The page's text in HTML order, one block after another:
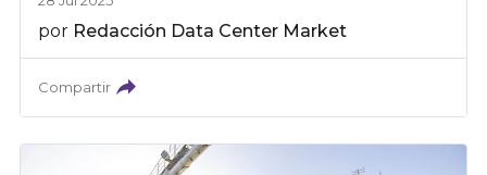
por Redacción Data Center Market
Compartir